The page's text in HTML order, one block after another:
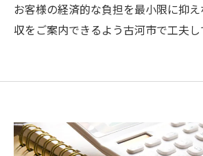
お客様の経済的な負担を最小限に抑
収をご案内できるよう古河市で工夫し